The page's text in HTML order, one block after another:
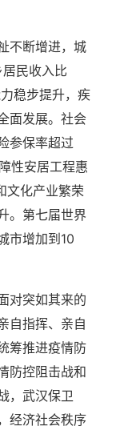
不断增进，城
民收入比
稳步提升，疾
面发展。社会
参保率超过
性安居工程惠
文化产业繁荣
。第七届世界
市增加到10
对突如其来的
自指挥、亲自
筹推进疫情防
防控阻击战和
，武汉保卫
经济社会秩序